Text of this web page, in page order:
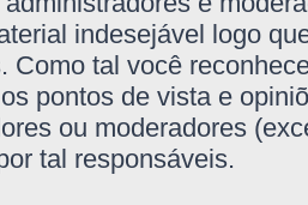
indesejável logo
Como tal você
pontos de vista e
ou moderadores
tal responsáveis.